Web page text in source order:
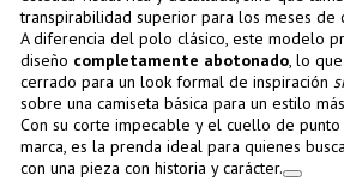
transpirabilidad superior para los meses de
A diferencia del polo clásico, este modelo
diseño completamente abotonado, lo
cerrado para un look formal de inspiración
sobre una camiseta básica para un estilo
Con su corte impecable y el cuello de
marca, es la prenda ideal para quienes
con una pieza con historia y carácter.